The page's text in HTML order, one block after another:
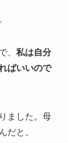
、 私は自分
ばいいので
ました。母
だと。